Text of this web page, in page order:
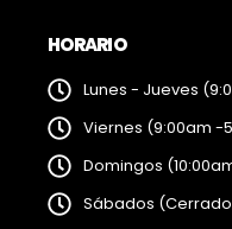
HORARIO
Lunes - Jueves
Viernes (9:00am -
Domingos
Sábados